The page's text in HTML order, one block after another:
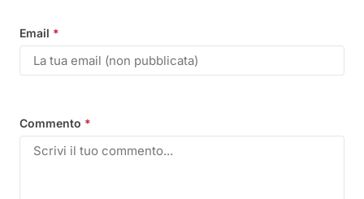
Email *
Commento *